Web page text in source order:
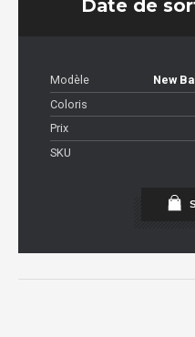
Date de
Modèle
New
Coloris
Prix
SKU